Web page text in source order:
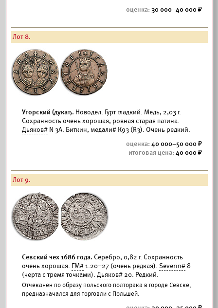
30 000–40 000
Лот 8.
Угорский (дукат). Новодел. Гурт гладкий. Медь, 2,03 г.
Сохранность очень хорошая, ровная старая патина.
Дьяков# N 3А. Биткин, медали# К93 (R3). Очень редкий.
40 000–50 000
40 000
Лот 9.
Севский чех 1686 года. Серебро, 0,82 г. Сохранность
очень хорошая. ГМ# 1.20–27 (очень редкая). Severin# 8
(черта с тремя точками). Дьяков# 20. Редкий.
Отчеканен по образу польского полторака в городе Севске,
предназначался для торговли с Польшей.